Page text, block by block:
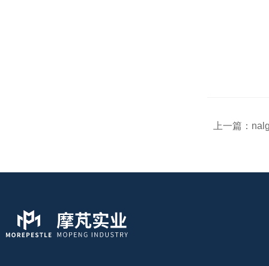
上一篇：